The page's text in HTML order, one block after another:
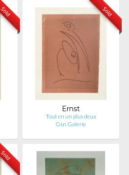
Sold Sold
Ernst
Tout en un plus deux
Gsn Galerie
Sold